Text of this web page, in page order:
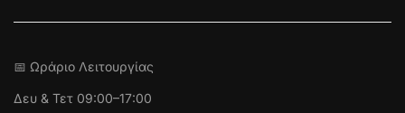
📅 Ωράριο Λειτουργίας
Δευ & Τετ 09:00–17:00